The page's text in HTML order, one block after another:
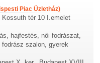
Piac Üzletház)
tér 10 I.emelet
hajfestés, női fodrászat,
szalon, gyerek